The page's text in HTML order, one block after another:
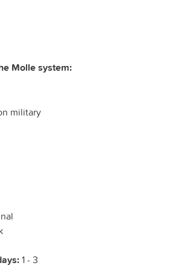
Molle system:
military
1 - 3